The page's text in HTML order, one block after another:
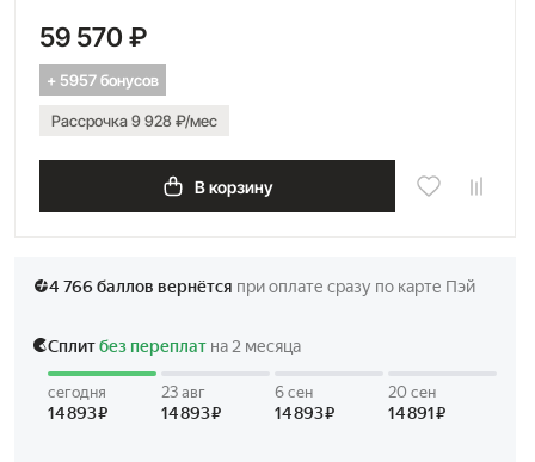
59 570 ₽
+ 5957 бонусов
Рассрочка 9 928 ₽/мес
В корзину